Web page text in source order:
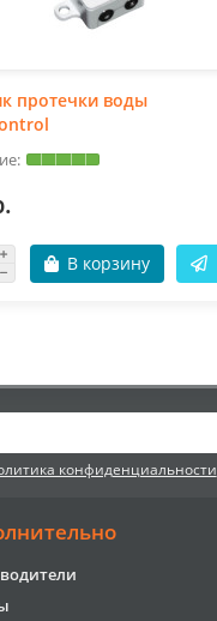
протечки воды
В корзину
конфиденциальности